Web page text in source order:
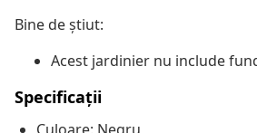
Bine de știut:
Acest jardinier nu include
Specificații